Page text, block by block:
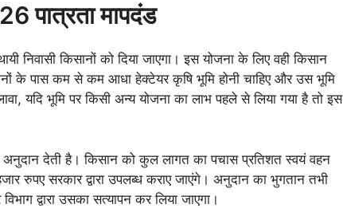
पात्रता मापदंड
निवासी किसानों को दिया जाएगा। इस योजना के लिए वही किसान
के पास कम से कम आधा हेक्टेयर कृषि भूमि होनी चाहिए और उस भूमि
यदि भूमि पर किसी अन्य योजना का लाभ पहले से लिया गया है तो इस
देती है। किसान को कुल लागत का पचास प्रतिशत स्वयं वहन
रुपए सरकार द्वारा उपलब्ध कराए जाएंगे। अनुदान का भुगतान तभी
द्वारा उसका सत्यापन कर लिया जाएगा।